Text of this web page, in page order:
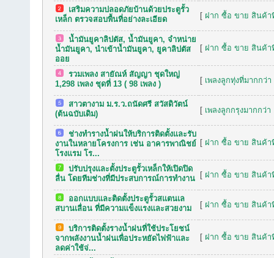
เสริมความปลอดภัยบ้านด้วยประตูรั้ว
เหล็ก ตรวจสอบพื้นที่อย่างละเอียด
[ ฝาก ซื้อ ขาย สินค้า
น้ำมันยูคาลิปตัส, น้ำมันยูคา, จำหน่าย
น้ำมันยูคา, นำเข้าน้ำมันยูคา, ยูคาลิปตัส
ออย
[ ฝาก ซื้อ ขาย สินค้า
รวมเพลง สายัณห์ สัญญา ชุดใหญ่
1,298 เพลง ชุดที่ 13 ( 98 เพลง )
[ เพลงลูกทุ่งที่มากกว่า
สาวตางาม ม.ร.ว.ถนัดศรี สวัสดิวัตน์
(ต้นฉบับเดิม)
[ เพลงลูกกรุงมากกว่
ช่างทำรางน้ำฝนให้บริการติดตั้งและรับ
งานในหลายโครงการ เช่น อาคารพาณิชย์
โรงแรม โร...
[ ฝาก ซื้อ ขาย สินค้า
ปรับปรุงและตั้งประตูรั้วเหล็กให้เปิดปิด
ลื่น โดยทีมช่างที่มีประสบการณ์การทำงาน
[ ฝาก ซื้อ ขาย สินค้า
ออกแบบและติดตั้งประตูรั้วสแตนเล
สบานเลื่อน ที่มีความแข็งแรงและสวยงาม
[ ฝาก ซื้อ ขาย สินค้า
บริการติดตั้งรางน้ำฝนที่ใช้ประโยชน์
จากพลังงานน้ำฝนเพื่อประหยัดไฟฟ้าและ
ลดค่าใช้จ่...
[ ฝาก ซื้อ ขาย สินค้า